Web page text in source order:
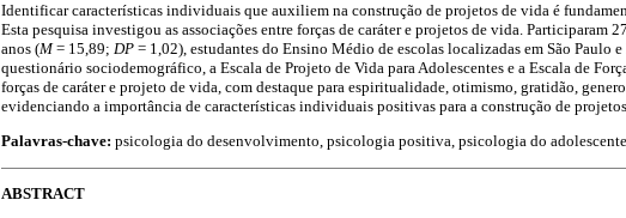
Identificar características individuais que auxiliem na construção de projetos de vida é
Esta pesquisa investigou as associações entre forças de caráter e projetos de vida. Participaram
anos (M= 15,89; DP = 1,02), estudantes do Ensino Médio de escolas localizadas em São Paulo
questionário sociodemográfico, a Escala de Projeto de Vida para Adolescentes e a Escala de
forças de caráter e projeto de vida, com destaque para espiritualidade, otimismo, gratidão,
evidenciando a importância de características individuais positivas para a construção de
Palavras-chave: psicologia do desenvolvimento, psicologia positiva, psicologia do
ABSTRACT